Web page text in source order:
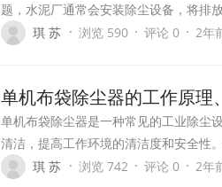
题，水泥厂通常会安装除尘设备，将排
琪 苏 · 浏览 590 · 评论 0 · 2年
单机布袋除尘器的工作原理
单机布袋除尘器是一种常见的工业除尘
清洁，提高工作环境的清洁度和安全性
琪 苏 · 浏览 742 · 评论 0 · 2年